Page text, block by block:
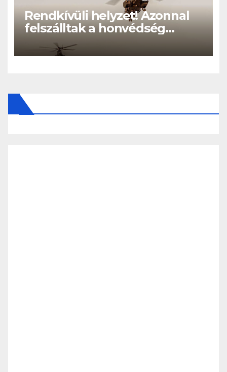
Rendkívüli helyzet! Azonnal
felszálltak a honvédség
helikopterei, óriási a baj
Magyarországon! – Kiadták a